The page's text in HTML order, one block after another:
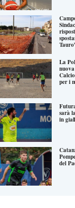
La
per i
sarà
in
del